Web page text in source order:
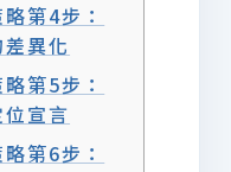
第4步：
異化
第5步：
宣言
第6步：